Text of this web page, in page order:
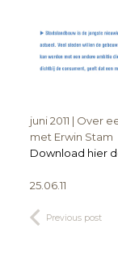
juni 2011 | Over
met Erwin Stam
Download hier
25.06.11
Previous post